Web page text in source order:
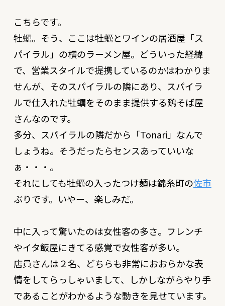
こちらです。
牡蠣。そう、ここは牡蠣とワインの居酒屋「ス
パイラル」の横のラーメン屋。どういった経緯
で、営業スタイルで提携しているのかはわかりま
せんが、そのスパイラルの隣にあり、スパイラ
ルで仕入れた牡蠣をそのまま提供する鶏そば屋
さんなのです。
多分、スパイラルの隣だから「Tonari」なんで
しょうね。そうだったらセンスあっていいな
ぁ・・・。
それにしても牡蠣の入ったつけ麺は錦糸町の佐市
ぶりです。いやー、楽しみだ。
中に入って驚いたのは女性客の多さ。フレンチ
やイタ飯屋にきてる感覚で女性客が多い。
店員さんは２名、どちらも非常におおらかな表
情をしてらっしゃいまして、しかしながらやり手
であることがわかるような動きを見せています。